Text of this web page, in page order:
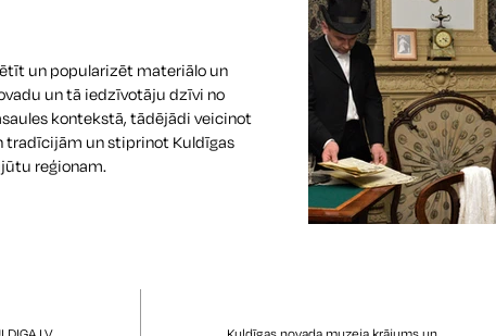
un popularizēt materiālo un
un tā iedzīvotāju dzīvi no
kontekstā, tādējādi veicinot
tradīcijām un stiprinot Kuldīgas
reģionam.